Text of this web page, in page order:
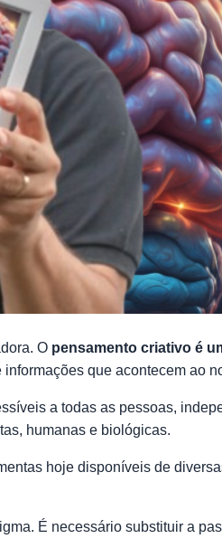
O pensamento criativo é
que acontecem ao
a todas as pessoas,
humanas e biológicas.
hoje disponíveis de
É necessário substituir a